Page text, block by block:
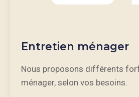
Entretien ménager
Nous proposons différents
ménager, selon vos besoins.